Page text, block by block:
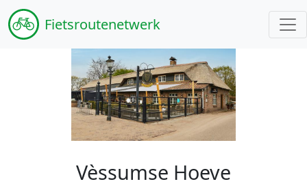
Fietsroutenetwerk
Vèssumse Hoeve